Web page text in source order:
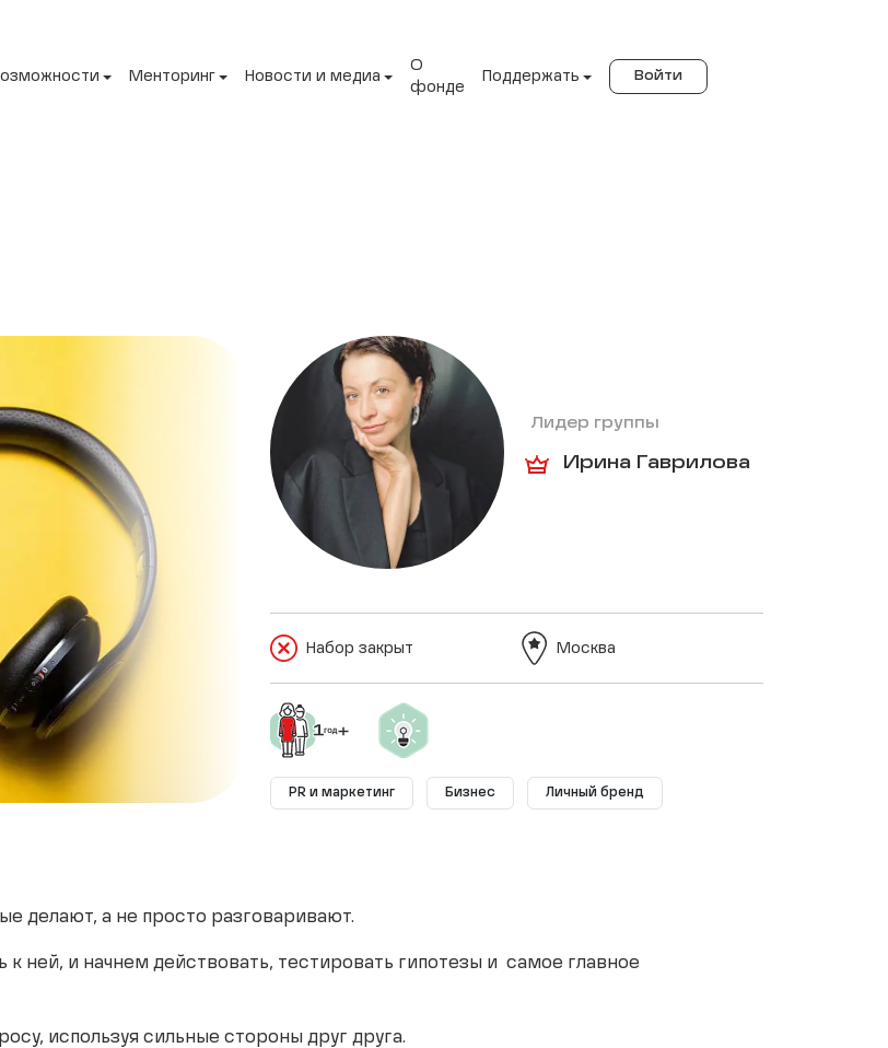
Менторинг Новости и медиа
О
фонде
Поддержать Войти
Лидер группы
Ирина Гаврилова
Набор закрыт Москва
PR и маркетинг Бизнес Личный бренд
делают, а не просто разговаривают.
ней, и начнем действовать, тестировать гипотезы и самое главное
используя сильные стороны друг друга.